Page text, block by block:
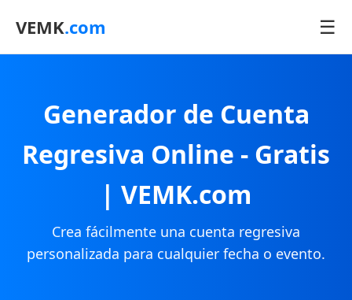
VEMK.com ☰
Generador de Cuenta
Regresiva Online - Gratis
| VEMK.com
Crea fácilmente una cuenta regresiva
personalizada para cualquier fecha o evento.